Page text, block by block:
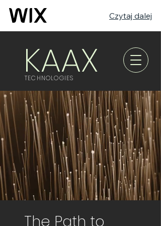
Czytaj dalej